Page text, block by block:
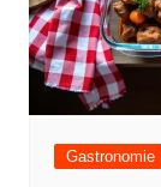
i
o
n
Gastronomie